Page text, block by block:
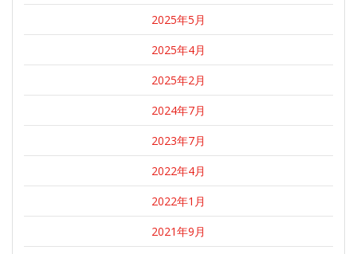
2025年5月
2025年4月
2025年2月
2024年7月
2023年7月
2022年4月
2022年1月
2021年9月